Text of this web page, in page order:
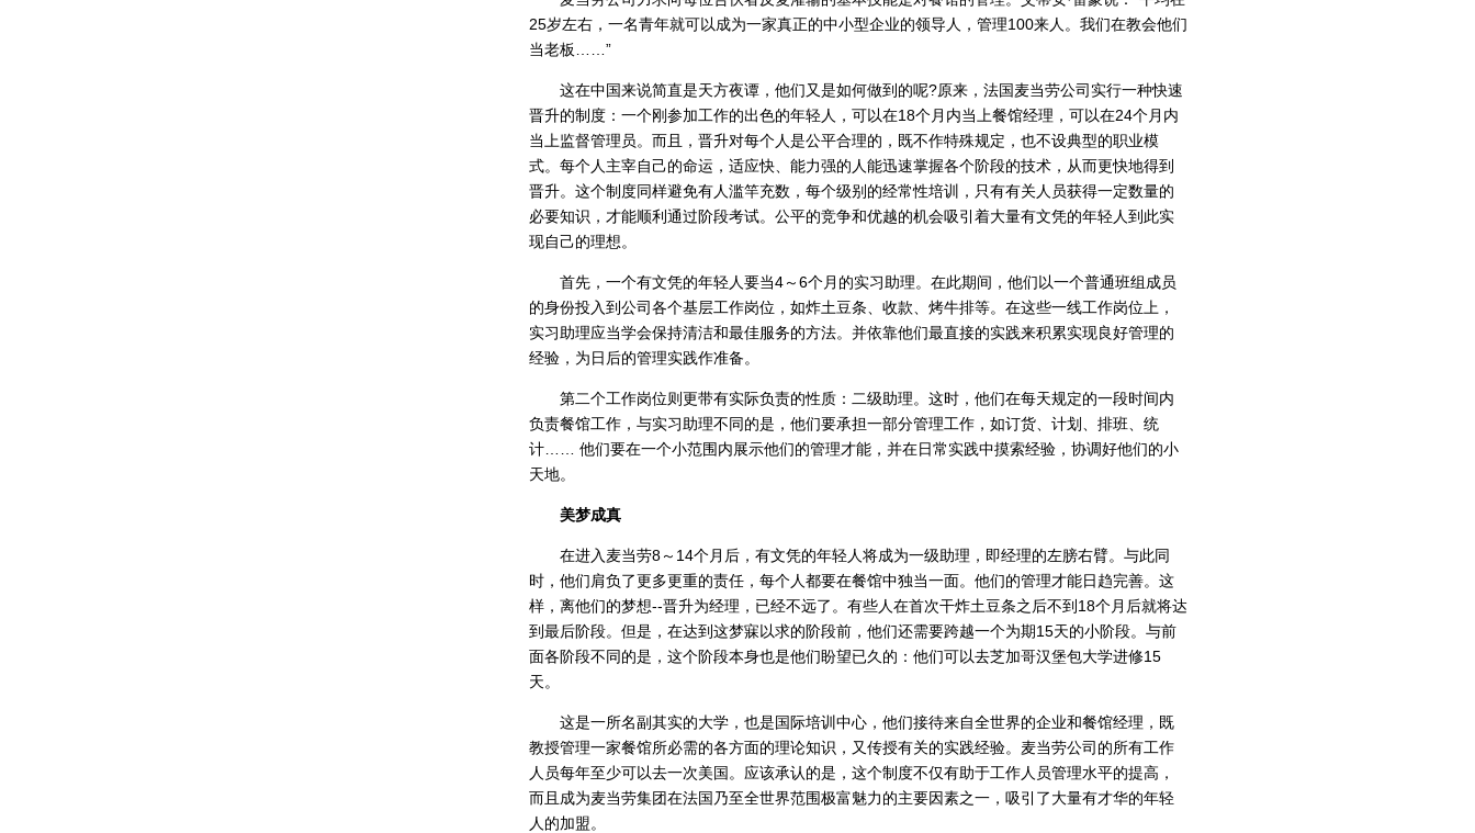
25岁左右，一名青年就可以成为一家真正的中小型企业的领导人，管理100来人。我们在教会他们
当老板……”
这在中国来说简直是天方夜谭，他们又是如何做到的呢?原来，法国麦当劳公司实行一种快速
晋升的制度：一个刚参加工作的出色的年轻人，可以在18个月内当上餐馆经理，可以在24个月内
当上监督管理员。而且，晋升对每个人是公平合理的，既不作特殊规定，也不设典型的职业模
式。每个人主宰自己的命运，适应快、能力强的人能迅速掌握各个阶段的技术，从而更快地得到
晋升。这个制度同样避免有人滥竿充数，每个级别的经常性培训，只有有关人员获得一定数量的
必要知识，才能顺利通过阶段考试。公平的竞争和优越的机会吸引着大量有文凭的年轻人到此实
现自己的理想。
首先，一个有文凭的年轻人要当4～6个月的实习助理。在此期间，他们以一个普通班组成员
的身份投入到公司各个基层工作岗位，如炸土豆条、收款、烤牛排等。在这些一线工作岗位上，
实习助理应当学会保持清洁和最佳服务的方法。并依靠他们最直接的实践来积累实现良好管理的
经验，为日后的管理实践作准备。
第二个工作岗位则更带有实际负责的性质：二级助理。这时，他们在每天规定的一段时间内
负责餐馆工作，与实习助理不同的是，他们要承担一部分管理工作，如订货、计划、排班、统
计…… 他们要在一个小范围内展示他们的管理才能，并在日常实践中摸索经验，协调好他们的小
天地。
美梦成真
在进入麦当劳8～14个月后，有文凭的年轻人将成为一级助理，即经理的左膀右臂。与此同
时，他们肩负了更多更重的责任，每个人都要在餐馆中独当一面。他们的管理才能日趋完善。这
样，离他们的梦想--晋升为经理，已经不远了。有些人在首次干炸土豆条之后不到18个月后就将达
到最后阶段。但是，在达到这梦寐以求的阶段前，他们还需要跨越一个为期15天的小阶段。与前
面各阶段不同的是，这个阶段本身也是他们盼望已久的：他们可以去芝加哥汉堡包大学进修15
天。
这是一所名副其实的大学，也是国际培训中心，他们接待来自全世界的企业和餐馆经理，既
教授管理一家餐馆所必需的各方面的理论知识，又传授有关的实践经验。麦当劳公司的所有工作
人员每年至少可以去一次美国。应该承认的是，这个制度不仅有助于工作人员管理水平的提高，
而且成为麦当劳集团在法国乃至全世界范围极富魅力的主要因素之一，吸引了大量有才华的年轻
人的加盟。